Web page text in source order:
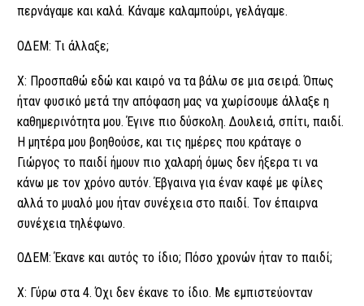
περνάγαμε και καλά. Κάναμε καλαμπούρι, γελάγαμε.
ΟΔΕΜ: Τι άλλαξε;
Χ: Προσπαθώ εδώ και καιρό να τα βάλω σε μια σειρά. Όπως
ήταν φυσικό μετά την απόφαση μας να χωρίσουμε άλλαξε η
καθημερινότητα μου. Έγινε πιο δύσκολη. Δουλειά, σπίτι, παιδί.
Η μητέρα μου βοηθούσε, και τις ημέρες που κράταγε ο
Γιώργος το παιδί ήμουν πιο χαλαρή όμως δεν ήξερα τι να
κάνω με τον χρόνο αυτόν. Έβγαινα για έναν καφέ με φίλες
αλλά το μυαλό μου ήταν συνέχεια στο παιδί. Τον έπαιρνα
συνέχεια τηλέφωνο.
ΟΔΕΜ: Έκανε και αυτός το ίδιο; Πόσο χρονών ήταν το παιδί;
Χ: Γύρω στα 4. Όχι δεν έκανε το ίδιο. Με εμπιστεύονταν